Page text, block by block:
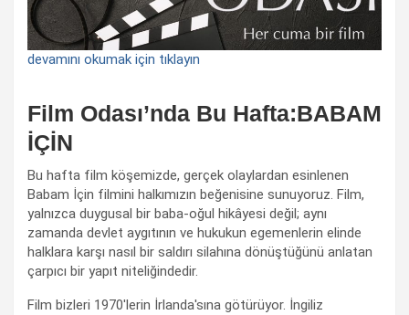
devamını okumak için tıklayın
Film Odası’nda Bu Hafta:BABAM
İÇİN
Bu hafta film köşemizde, gerçek olaylardan esinlenen
Babam İçin filmini halkımızın beğenisine sunuyoruz. Film,
yalnızca duygusal bir baba-oğul hikâyesi değil; aynı
zamanda devlet aygıtının ve hukukun egemenlerin elinde
halklara karşı nasıl bir saldırı silahına dönüştüğünü anlatan
çarpıcı bir yapıt niteliğindedir.
Film bizleri 1970'lerin İrlanda'sına götürüyor. İngiliz